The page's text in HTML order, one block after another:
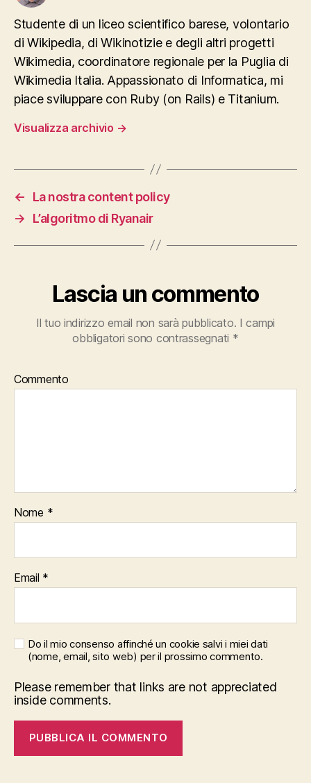
Studente di un liceo scientifico barese, volontario
di Wikipedia, di Wikinotizie e degli altri progetti
Wikimedia, coordinatore regionale per la Puglia di
Wikimedia Italia. Appassionato di Informatica, mi
piace sviluppare con Ruby (on Rails) e Titanium.
Visualizza archivio →
←
La nostra content policy
→
L’algoritmo di Ryanair
Lascia un commento
Il tuo indirizzo email non sarà pubblicato. I campi
obbligatori sono contrassegnati *
Commento
Nome *
Email *
Do il mio consenso affinché un cookie salvi i miei dati
(nome, email, sito web) per il prossimo commento.
Please remember that links are not appreciated
inside comments.